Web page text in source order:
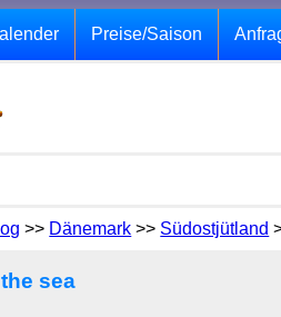
Preise/Saison
>> Dänemark >> Südostjütland
sea